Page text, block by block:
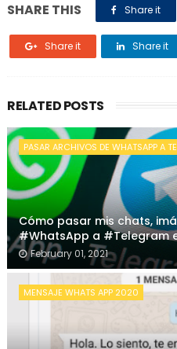
SHARE THIS Share it
Share it Share it
RELATED POSTS
PASAR ARCHIVOS DE WHATSAPP A
Cómo pasar mis chats,
#WhatsApp a #Telegram
February 01, 2021
MENSAJE WHATS APP 2020